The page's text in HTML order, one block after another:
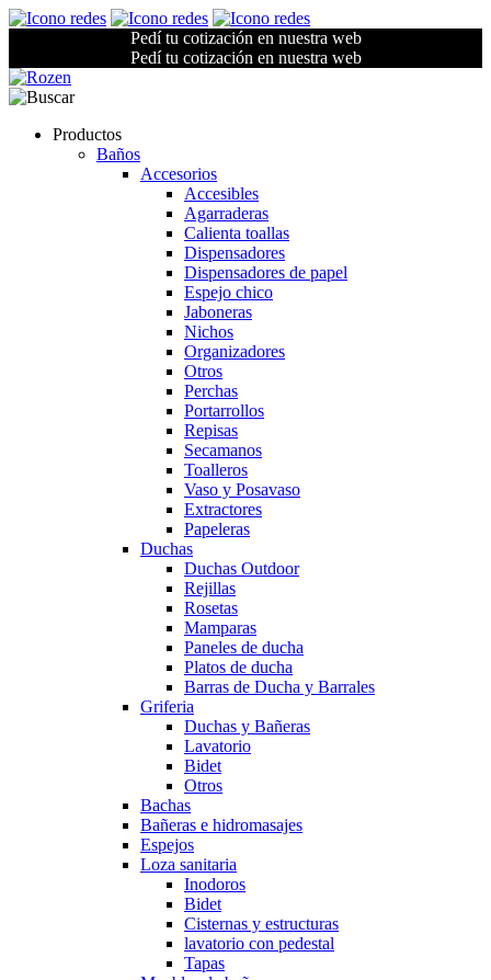
Pedí tu cotización en nuestra web
Pedí tu cotización en nuestra web
Productos
Baños
Accesorios
Accesibles
Agarraderas
Calienta toallas
Dispensadores
Dispensadores de papel
Espejo chico
Jaboneras
Nichos
Organizadores
Otros
Perchas
Portarrollos
Repisas
Secamanos
Toalleros
Vaso y Posavaso
Extractores
Papeleras
Duchas
Duchas Outdoor
Rejillas
Rosetas
Mamparas
Paneles de ducha
Platos de ducha
Barras de Ducha y Barrales
Griferia
Duchas y Bañeras
Lavatorio
Bidet
Otros
Bachas
Bañeras e hidromasajes
Espejos
Loza sanitaria
Inodoros
Bidet
Cisternas y estructuras
lavatorio con pedestal
Tapas